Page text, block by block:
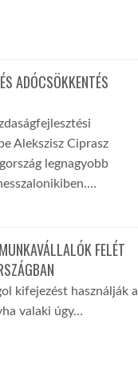
ADÓCSÖKKENTÉS
Alekszisz Ciprasz
legnagyobb
FELÉT
kifejezést használják a
valaki úgy…